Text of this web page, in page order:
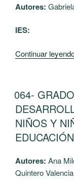
Autores:
IES:
Continuar
PUBLICADO
EL
064-
NIÑOS Y
Autores: Ana
Quintero Valencia